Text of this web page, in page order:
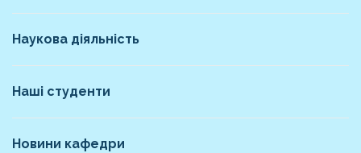
Наукова діяльність
Наші студенти
Новини кафедри